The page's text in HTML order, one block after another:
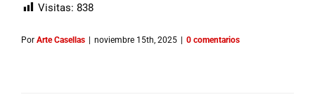
Visitas: 838
Por Arte Casellas | noviembre 15th, 2025 | 0 comentarios